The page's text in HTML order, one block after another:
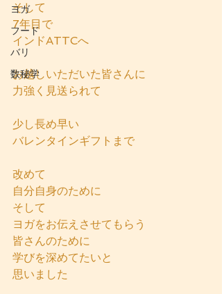
ヨガ
フード
バリ
数秘学
そして
7年目で
インドATTCへ
お越しいただいた皆さんに
力強く見送られて
少し長め早い
バレンタインギフトまで
改めて
自分自身のために
そして
ヨガをお伝えさせてもらう
皆さんのために
学びを深めてたいと
思いました